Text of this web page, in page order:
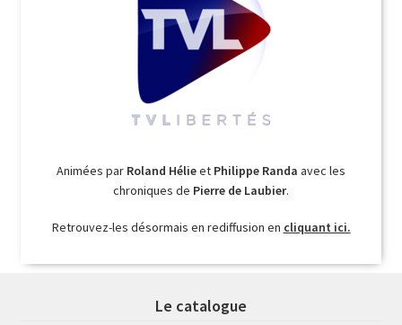
Animées par Roland Hélieet Philippe Randa avec les
chroniques de Pierre de Laubier.
Retrouvez-les désormais en rediffusion en cliquant ici.
Le catalogue